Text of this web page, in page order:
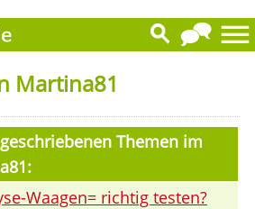
Martina81
Themen im
Waagen= richtig testen?